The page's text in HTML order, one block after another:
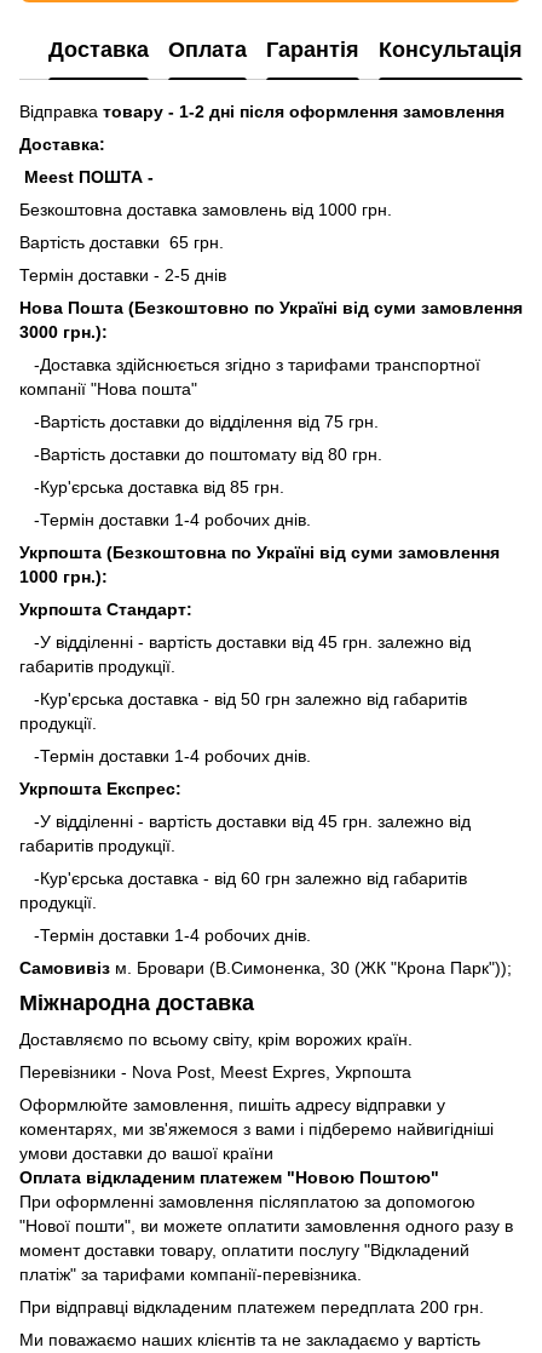
Доставка Оплата Гарантія Консультація
Відправка товару - 1-2 дні після оформлення замовлення
Доставка:
Meest ПОШТА -
Безкоштовна доставка замовлень від 1000 грн.
Вартість доставки 65 грн.
Термін доставки - 2-5 днів
Нова Пошта (Безкоштовно по Україні від суми замовлення
3000 грн.):
-Доставка здійснюється згідно з тарифами транспортної
компанії "Нова пошта"
-Вартість доставки до відділення від 75 грн.
-Вартість доставки до поштомату від 80 грн.
-Кур'єрська доставка від 85 грн.
-Термін доставки 1-4 робочих днів.
Укрпошта (Безкоштовна по Україні від суми замовлення
1000 грн.):
Укрпошта Стандарт:
-У відділенні - вартість доставки від 45 грн. залежно від
габаритів продукції.
-Кур'єрська доставка - від 50 грн залежно від габаритів
продукції.
-Термін доставки 1-4 робочих днів.
Укрпошта Експрес:
-У відділенні - вартість доставки від 45 грн. залежно від
габаритів продукції.
-Кур'єрська доставка - від 60 грн залежно від габаритів
продукції.
-Термін доставки 1-4 робочих днів.
Самовивіз м. Бровари (В.Симоненка, 30 (ЖК "Крона Парк"));
Міжнародна доставка
Доставляємо по всьому світу, крім ворожих країн.
Перевізники - Nova Post, Meest Expres, Укрпошта
Оформлюйте замовлення, пишіть адресу відправки у
коментарях, ми зв'яжемося з вами і підберемо найвигідніші
умови доставки до вашої країни
Оплата відкладеним платежем "Новою Поштою"
При оформленні замовлення післяплатою за допомогою
"Нової пошти", ви можете оплатити замовлення одного разу в
момент доставки товару, оплатити послугу "Відкладений
платіж" за тарифами компанії-перевізника.
При відправці відкладеним платежем передплата 200 грн.
Ми поважаємо наших клієнтів та не закладаємо у вартість